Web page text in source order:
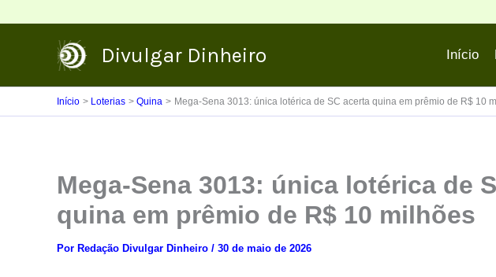
Divulgar Dinheiro Início
Início Loterias Quina Mega-Sena 3013: única lotérica de SC acerta quina em prêmio de R$ 10
Mega-Sena 3013: única lotérica de
quina em prêmio de R$ 10 milhões
Por Redação Divulgar Dinheiro / 30 de maio de 2026